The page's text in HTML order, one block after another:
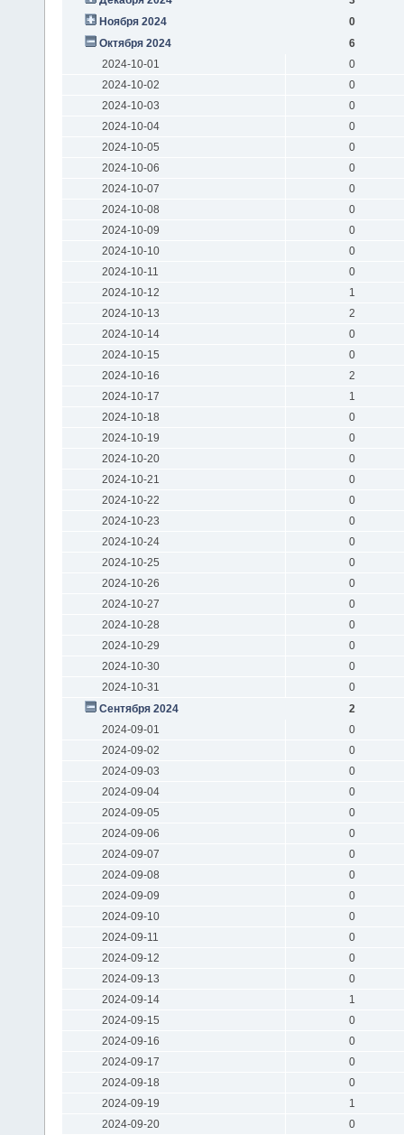
Ноября 2024
0
Октября 2024
6
2024-10-01
0
2024-10-02
0
2024-10-03
0
2024-10-04
0
2024-10-05
0
2024-10-06
0
2024-10-07
0
2024-10-08
0
2024-10-09
0
2024-10-10
0
2024-10-11
0
2024-10-12
1
2024-10-13
2
2024-10-14
0
2024-10-15
0
2024-10-16
2
2024-10-17
1
2024-10-18
0
2024-10-19
0
2024-10-20
0
2024-10-21
0
2024-10-22
0
2024-10-23
0
2024-10-24
0
2024-10-25
0
2024-10-26
0
2024-10-27
0
2024-10-28
0
2024-10-29
0
2024-10-30
0
2024-10-31
0
Сентября 2024
2
2024-09-01
0
2024-09-02
0
2024-09-03
0
2024-09-04
0
2024-09-05
0
2024-09-06
0
2024-09-07
0
2024-09-08
0
2024-09-09
0
2024-09-10
0
2024-09-11
0
2024-09-12
0
2024-09-13
0
2024-09-14
1
2024-09-15
0
2024-09-16
0
2024-09-17
0
2024-09-18
0
2024-09-19
1
2024-09-20
0